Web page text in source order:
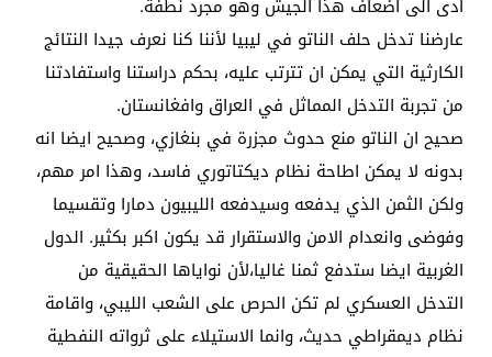
ادى الى اضعاف هذا الجيش وهو مجرد نطفة.
عارضنا تدخل حلف الناتو في ليبيا لأننا كنا نعرف جيدا النتائج
الكارثية التي يمكن ان تترتب عليه، بحكم دراستنا واستفادتنا
من تجربة التدخل المماثل في العراق وافغانستان.
صحيح ان الناتو منع حدوث مجزرة في بنغازي، وصحيح ايضا انه
بدونه لا يمكن اطاحة نظام ديكتاتوري فاسد، وهذا امر مهم،
ولكن الثمن الذي يدفعه وسيدفعه الليبيون دمارا وتقسيما
وفوضى وانعدام الامن والاستقرار قد يكون اكبر بكثير. الدول
الغربية ايضا ستدفع ثمنا غاليا،لأن نواياها الحقيقية من
التدخل العسكري لم تكن الحرص على الشعب الليبي، واقامة
نظام ديمقراطي حديث، وانما الاستيلاء على ثرواته النفطية